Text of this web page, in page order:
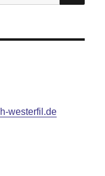
westerfil.de